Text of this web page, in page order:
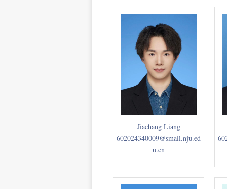
Jiachang Liang
602024340009@smail.nju.ed
u.cn